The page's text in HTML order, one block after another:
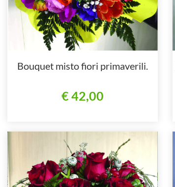
Bouquet misto fiori primaverili.
€ 42,00